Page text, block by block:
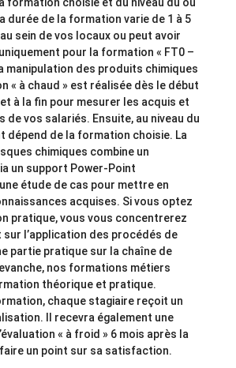
durée de la formation varie de 1 à 5
sein de vos locaux ou peut avoir
pour la formation « FT0 –
manipulation des produits chimiques
« à chaud » est réalisée dès le début
à la fin pour mesurer les acquis et
de vos salariés. Ensuite, au niveau du
dépend de la formation choisie. La
chimiques combine un
un support Power-Point
étude de cas pour mettre en
acquises. Si vous optez
pratique, vous vous concentrerez
l’application des procédés de
partie pratique sur la chaîne de
nos formations métiers
théorique et pratique.
chaque stagiaire reçoit un
Il recevra également une
« à froid » 6 mois après la
un point sur sa satisfaction.